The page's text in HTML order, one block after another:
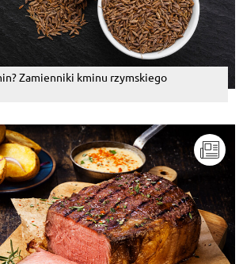
Zamienniki kminu rzymskiego